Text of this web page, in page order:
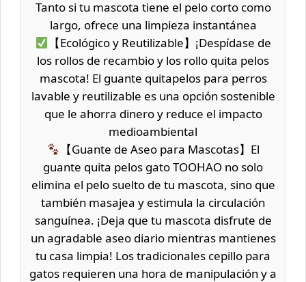
Tanto si tu mascota tiene el pelo corto como
largo, ofrece una limpieza instantánea
【Ecológico y Reutilizable】¡Despídase de
los rollos de recambio y los rollo quita pelos
mascota! El guante quitapelos para perros
lavable y reutilizable es una opción sostenible
que le ahorra dinero y reduce el impacto
medioambiental
【Guante de Aseo para Mascotas】El
guante quita pelos gato TOOHAO no solo
elimina el pelo suelto de tu mascota, sino que
también masajea y estimula la circulación
sanguínea. ¡Deja que tu mascota disfrute de
un agradable aseo diario mientras mantienes
tu casa limpia! Los tradicionales cepillo para
gatos requieren una hora de manipulación y a